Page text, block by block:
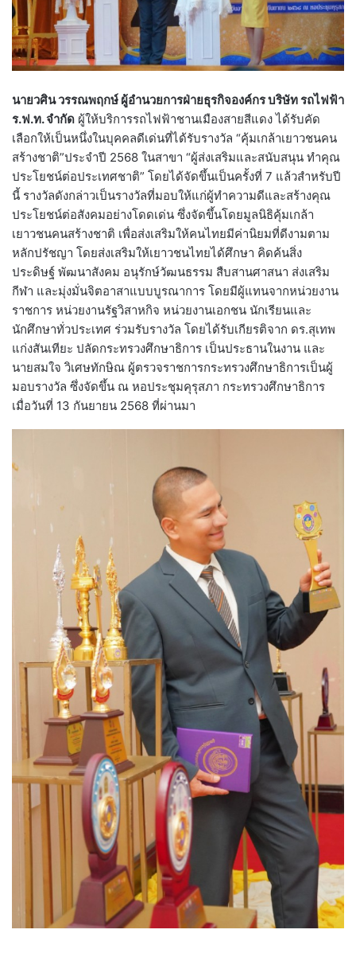
นายวศิน วรรณพฤกษ์ ผู้อำนวยการฝ่ายธุรกิจองค์กร บริษัท รถไฟฟ้า
ร.ฟ.ท. จำกัด ผู้ให้บริการรถไฟฟ้าชานเมืองสายสีแดง ได้รับคัด
เลือกให้เป็นหนึ่งในบุคคลดีเด่นที่ได้รับรางวัล “คุ้มเกล้าเยาวชนคน
สร้างชาติ”ประจำปี 2568 ในสาขา “ผู้ส่งเสริมและสนับสนุน ทำคุณ
ประโยชน์ต่อประเทศชาติ” โดยได้จัดขึ้นเป็นครั้งที่ 7 แล้วสำหรับปี
นี้ รางวัลดังกล่าวเป็นรางวัลที่มอบให้แก่ผู้ทำความดีและสร้างคุณ
ประโยชน์ต่อสังคมอย่างโดดเด่น ซึ่งจัดขึ้นโดยมูลนิธิคุ้มเกล้า
เยาวชนคนสร้างชาติ เพื่อส่งเสริมให้คนไทยมีค่านิยมที่ดีงามตาม
หลักปรัชญา โดยส่งเสริมให้เยาวชนไทยได้ศึกษา คิดค้นสิ่ง
ประดิษฐ์ พัฒนาสังคม อนุรักษ์วัฒนธรรม สืบสานศาสนา ส่งเสริม
กีฬา และมุ่งมั่นจิตอาสาแบบบูรณาการ โดยมีผู้แทนจากหน่วยงาน
ราชการ หน่วยงานรัฐวิสาหกิจ หน่วยงานเอกชน นักเรียนและ
นักศึกษาทั่วประเทศ ร่วมรับรางวัล โดยได้รับเกียรติจาก ดร.สุเทพ
แก่งสันเทียะ ปลัดกระทรวงศึกษาธิการ เป็นประธานในงาน และ
นายสมใจ วิเศษทักษิณ ผู้ตรวจราชการกระทรวงศึกษาธิการเป็นผู้
มอบรางวัล ซึ่งจัดขึ้น ณ หอประชุมคุรุสภา กระทรวงศึกษาธิการ
เมื่อวันที่ 13 กันยายน 2568 ที่ผ่านมา